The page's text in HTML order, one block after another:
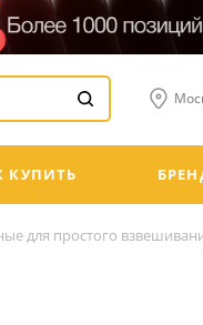
КУПИТЬ
для простого